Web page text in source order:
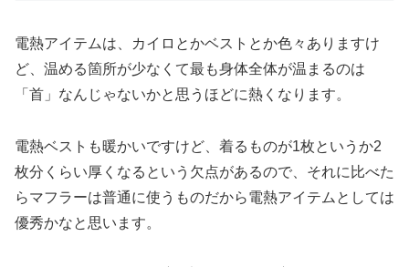
電熱アイテムは、カイロとかベストとか色々ありますけ
ど、温める箇所が少なくて最も身体全体が温まるのは
「首」なんじゃないかと思うほどに熱くなります。
電熱ベストも暖かいですけど、着るものが1枚というか2
枚分くらい厚くなるという欠点があるので、それに比べた
らマフラーは普通に使うものだから電熱アイテムとしては
優秀かなと思います。